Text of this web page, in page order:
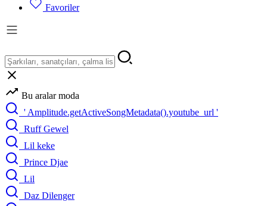
Favoriler
Bu aralar moda
' Amplitude.getActiveSongMetadata().youtube_url '
Ruff Gewel
Lil keke
Prince Djae
Lil
Daz Dilenger